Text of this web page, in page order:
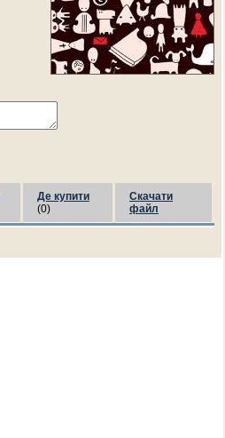
Де купити
(0)
Скачати
файл